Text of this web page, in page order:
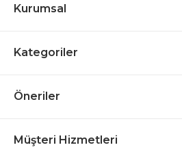
Kurumsal
Kategoriler
Öneriler
Müşteri Hizmetleri